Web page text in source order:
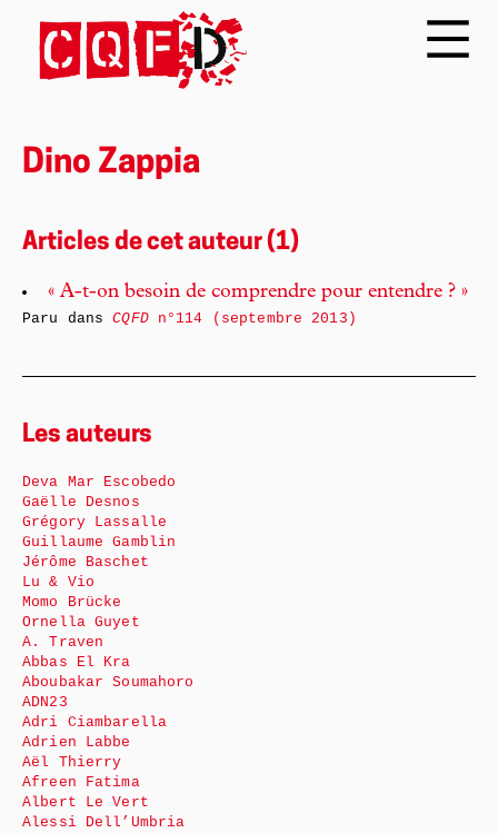
Dino Zappia
Articles de cet auteur (1)
« A-t-on besoin de comprendre pour entendre ? »
Paru dansCQFDn°114 (septembre 2013)
Les auteurs
Deva Mar Escobedo
Gaëlle Desnos
Grégory Lassalle
Guillaume Gamblin
Jérôme Baschet
Lu & Vio
Momo Brücke
Ornella Guyet
A. Traven
Abbas El Kra
Aboubakar Soumahoro
ADN23
Adri Ciambarella
Adrien Labbe
Aël Thierry
Afreen Fatima
Albert Le Vert
Alessi Dell’Umbria